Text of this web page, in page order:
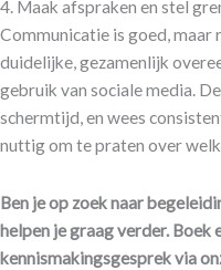
4. Maak afspraken en stel
Communicatie is goed, maar
duidelijke, gezamenlijk
gebruik van sociale media.
schermtijd, en wees
nuttig om te praten over
Ben je op zoek naar
helpen je graag verder. Boek
kennismakingsgesprek via